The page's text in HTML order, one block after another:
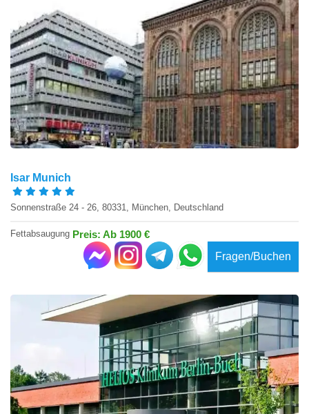
Isar Munich
Sonnenstraße 24 - 26, 80331, München, Deutschland
Fettabsaugung Preis: Ab 1900 €
Fragen/Buchen